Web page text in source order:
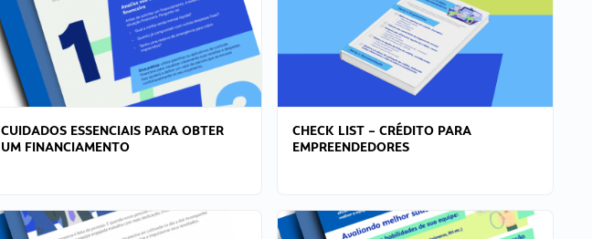
CUIDADOS ESSENCIAIS PARA OBTER
UM FINANCIAMENTO
CHECK LIST – CRÉDITO PARA
EMPREENDEDORES